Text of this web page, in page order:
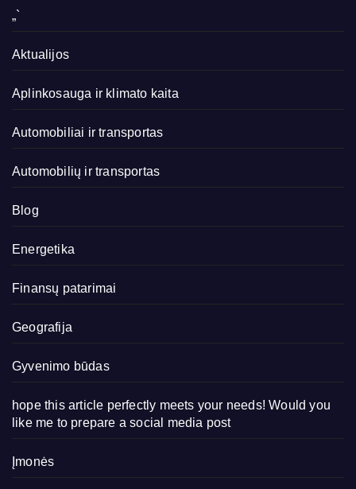
„`
Aktualijos
Aplinkosauga ir klimato kaita
Automobiliai ir transportas
Automobilių ir transportas
Blog
Energetika
Finansų patarimai
Geografija
Gyvenimo būdas
hope this article perfectly meets your needs! Would you
like me to prepare a social media post
Įmonės